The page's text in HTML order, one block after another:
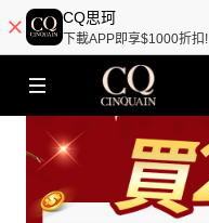
CQ思珂
下載APP即享$1000折扣!